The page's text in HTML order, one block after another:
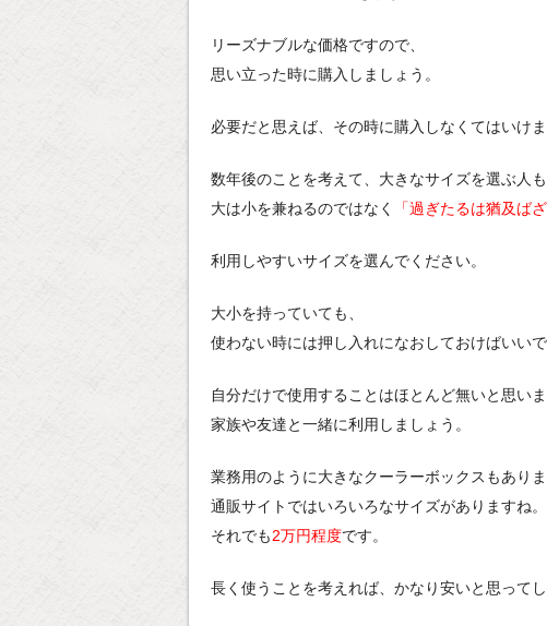
リーズナブルな価格ですので、
思い立った時に購入しましょう。
必要だと思えば、その時に購入しなくてはいけま
数年後のことを考えて、大きなサイズを選ぶ人も
大は小を兼ねるのではなく
「過ぎたるは猶及ば
利用しやすいサイズを選んでください。
大小を持っていても、
使わない時には押し入れになおしておけばいいで
自分だけで使用することはほとんど無いと思いま
家族や友達と一緒に利用しましょう。
業務用のように大きなクーラーボックスもありま
通販サイトではいろいろなサイズがありますね。
それでも2万円程度です。
長く使うことを考えれば、かなり安いと思ってし